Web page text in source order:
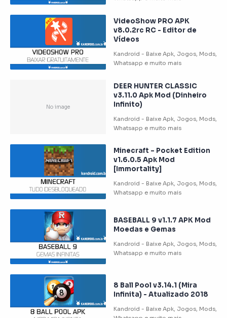
VideoShow PRO APK
v8.0.2rc RC - Editor de
Vídeos
DEER HUNTER CLASSIC
v3.11.0 Apk Mod (Dinheiro
Infinito)
Minecraft – Pocket Edition
v1.6.0.5 Apk Mod
[Immortality]
BASEBALL 9 v1.1.7 APK Mod
Moedas e Gemas
8 Ball Pool v3.14.1 (Mira
Infinita) - Atualizado 2018